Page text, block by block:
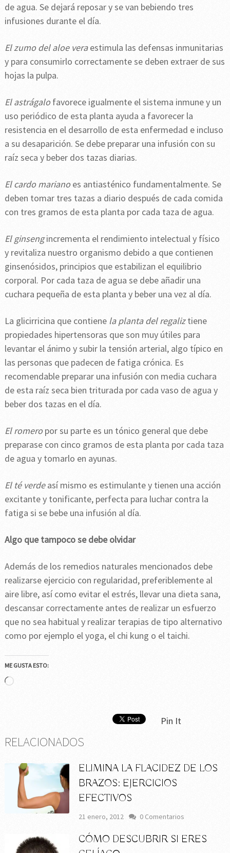
de agua. Se dejará reposar y se van bebiendo tres
infusiones durante el día.
El zumo del aloe veraestimula las defensas inmunitarias
y para consumirlo correctamente se deben extraer de sus
hojas la pulpa.
El astrágalofavorece igualmente el sistema inmune y un
uso periódico de esta planta ayuda a favorecer la
resistencia en el desarrollo de esta enfermedad e incluso
a su desaparición. Se debe preparar una infusión con su
raíz seca y beber dos tazas diarias.
El cardo marianoes antiasténico fundamentalmente. Se
deben tomar tres tazas a diario después de cada comida
con tres gramos de esta planta por cada taza de agua.
El ginsengincrementa el rendimiento intelectual y físico
y revitaliza nuestro organismo debido a que contienen
ginsenósidos, principios que estabilizan el equilibrio
corporal. Por cada taza de agua se debe añadir una
cuchara pequeña de esta planta y beber una vez al día.
La glicirricina que contiene la planta del regaliztiene
propiedades hipertensoras que son muy útiles para
levantar el ánimo y subir la tensión arterial, algo típico en
las personas que padecen de fatiga crónica. Es
recomendable preparar una infusión con media cuchara
de esta raíz seca bien triturada por cada vaso de agua y
beber dos tazas en el día.
El romeropor su parte es un tónico general que debe
preparase con cinco gramos de esta planta por cada taza
de agua y tomarlo en ayunas.
El té verdeasí mismo es estimulante y tienen una acción
excitante y tonificante, perfecta para luchar contra la
fatiga si se bebe una infusión al día.
Algo que tampoco se debe olvidar
Además de los remedios naturales mencionados debe
realizarse ejercicio con regularidad, preferiblemente al
aire libre, así como evitar el estrés, llevar una dieta sana,
descansar correctamente antes de realizar un esfuerzo
que no sea habitual y realizar terapias de tipo alternativo
como por ejemplo el yoga, el chi kung o el taichi.
ME GUSTA ESTO:
Cargando...
Pin It
RELACIONADOS
ELIMINA LA FLACIDEZ DE LOS
BRAZOS: EJERCICIOS
EFECTIVOS
21 enero, 2012 0 Comentarios
CÓMO DESCUBRIR SI ERES